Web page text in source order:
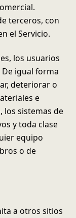
terceros, con
el Servicio.
los usuarios
igual forma
deteriorar o
e
los sistemas de
y toda clase
equipo
o de
a otros sitios